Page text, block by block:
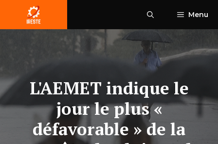
contenu
Menu
L'AEMET indique le
jour le plus «
défavorable » de la